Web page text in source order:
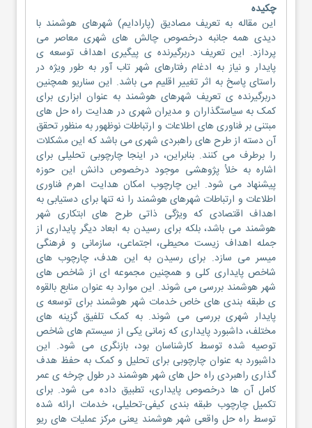
چکیده
این مقاله به تعریف مصادیق (پارادایم) شهرهای هوشمند با
دیدی همه جانبه درخصوص چالش های شهری معاصر می
پردازد. این تعریف دربرگیرنده ی پیگیری اهداف توسعه ی
پایدار و نیاز به ادغام رفتارهای شهر تاب آور به طور ویژه در
راستای پاسخ به اثر تغییر اقلیم می باشد. این سناریو همچنین
دربرگیرنده ی تعریف شهرهای هوشمند به عنوان ابزاری برای
کمک به سیاستگذاران و مدیران شهری در هدایت راه حل های
مبتنی بر فناوری های اطلاعات و ارتباطات نوظهور به منظور تحقق
آن دسته از طرح های راهبردی شهری می باشد که این مشکلات
را برطرف می کنند. بنابراین، در اینجا چارچوبی تحلیلی برای
اشاره به خلأ پژوهشی موجود درخصوص دانش این حوزه
پیشنهاد می شود. این چارچوب امکان هدایت اهرم فناوری
اطلاعات و ارتباطات شهرهای هوشمند را نه تنها برای دستیابی به
اهداف اقتصادی که ویژگی ذاتی طرح های ابتکاری شهر
هوشمند می باشد، بلکه برای رسیدن به ابعاد دیگر پایداری از
جمله اهداف زیست محیطی، اجتماعی، سازمانی و فرهنگی
میسر می سازد. برای رسیدن به این هدف، چارچوب های
شاخص پایداری کلی و همچنین مجموعه ای از شاخص های
شهر هوشمند بررسی می شوند. این موارد به عنوان منابع بالقوه
ی طبقه بندی های خاص خدمات شهر هوشمند برای توسعه ی
پایدار شهری بررسی می شوند. به کمک تلفیق گزینه های
مختلف، داشبورد پایداری که زمانی یکی از سیستم های شاخص
توصیه شده توسط کارشناسان بود، بازنگری می شود. این
داشبورد به عنوان چارچوبی برای تحلیل و کمک به حفظ هدف
گذاری راهبردی راه حل های شهر هوشمند در طول چرخه ی عمر
کامل آن ها درخصوص پایداری، تطبیق داده می شود. برای
تکمیل چارچوب طبقه بندی کیفی-تحلیلی، خدمات ارائه شده
توسط راه حل واقعی شهر هوشمند یعنی مرکز عملیات های ریو